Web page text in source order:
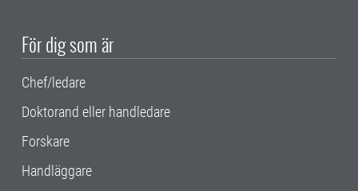
För dig som är
Chef/ledare
Doktorand eller handledare
Forskare
Handläggare